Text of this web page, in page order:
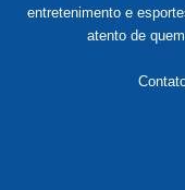
entretenimento e
atento de